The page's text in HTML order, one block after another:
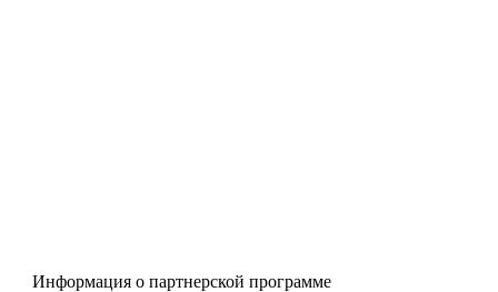
Информация о партнерской программе